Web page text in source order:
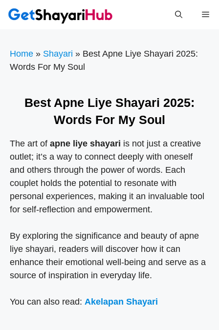
Skip
Home » Shayari » Best Apne Liye Shayari 2025:
Words For My Soul
Best Apne Liye Shayari 2025:
Words For My Soul
The art of apne liye shayari is not just a creative
outlet; it’s a way to connect deeply with oneself
and others through the power of words. Each
couplet holds the potential to resonate with
personal experiences, making it an invaluable tool
for self-reflection and empowerment.
By exploring the significance and beauty of apne
liye shayari, readers will discover how it can
enhance their emotional well-being and serve as a
source of inspiration in everyday life.
You can also read: Akelapan Shayari